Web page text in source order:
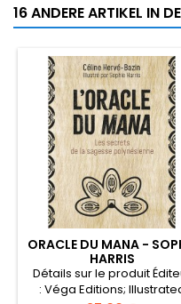
16 ANDERE ARTIKEL IN
ORACLE DU MANA -
HARRIS
Détails sur le produit
: Véga Editions;